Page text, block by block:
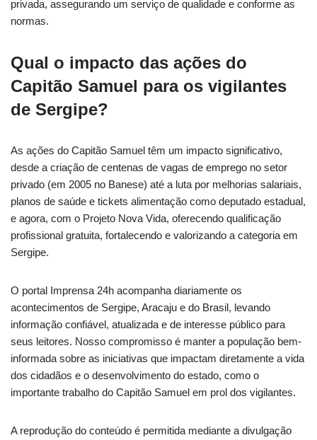
privada, assegurando um serviço de qualidade e conforme as
normas.
Qual o impacto das ações do
Capitão Samuel para os vigilantes
de Sergipe?
As ações do Capitão Samuel têm um impacto significativo,
desde a criação de centenas de vagas de emprego no setor
privado (em 2005 no Banese) até a luta por melhorias salariais,
planos de saúde e tickets alimentação como deputado estadual,
e agora, com o Projeto Nova Vida, oferecendo qualificação
profissional gratuita, fortalecendo e valorizando a categoria em
Sergipe.
O portal Imprensa 24h acompanha diariamente os
acontecimentos de Sergipe, Aracaju e do Brasil, levando
informação confiável, atualizada e de interesse público para
seus leitores. Nosso compromisso é manter a população bem-
informada sobre as iniciativas que impactam diretamente a vida
dos cidadãos e o desenvolvimento do estado, como o
importante trabalho do Capitão Samuel em prol dos vigilantes.
A reprodução do conteúdo é permitida mediante a divulgação